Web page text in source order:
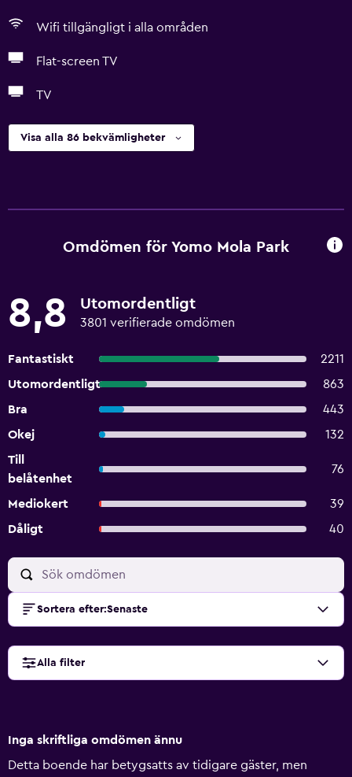
Wifi tillgängligt i alla områden
Flat-screen TV
TV
Visa alla 86 bekvämligheter
Omdömen för Yomo Mola Park
8,8 Utomordentligt
3801 verifierade omdömen
Fantastiskt
2211
Utomordentligt
863
Bra
443
Okej
132
Till
belåtenhet
76
Mediokert
39
Dåligt
40
Sortera efter:Senaste
Alla filter
Inga skriftliga omdömen ännu
Detta boende har betygsatts av tidigare gäster, men